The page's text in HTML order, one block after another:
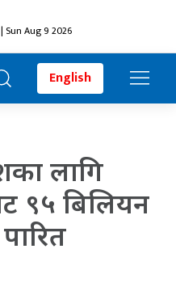
Sun Aug 9 2026
English
लागि
९५ बिलियन